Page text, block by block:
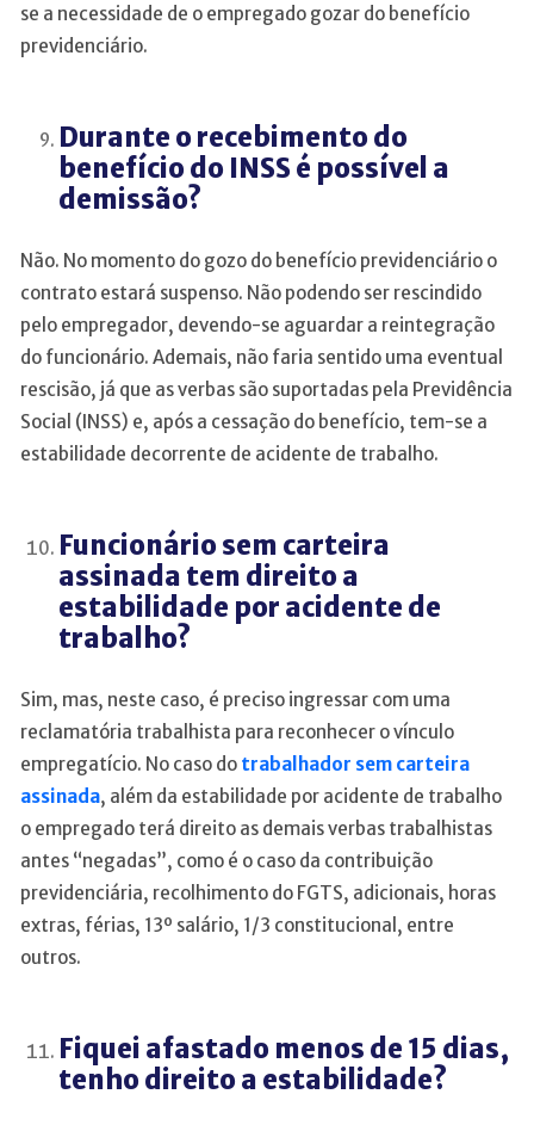
se a necessidade de o empregado gozar do benefício
previdenciário.
Durante o recebimento do
benefício do INSS é possível a
demissão?
Não. No momento do gozo do benefício previdenciário o
contrato estará suspenso. Não podendo ser rescindido
pelo empregador, devendo-se aguardar a reintegração
do funcionário. Ademais, não faria sentido uma eventual
rescisão, já que as verbas são suportadas pela Previdência
Social (INSS) e, após a cessação do benefício, tem-se a
estabilidade decorrente de acidente de trabalho.
Funcionário sem carteira
assinada tem direito a
estabilidade por acidente de
trabalho?
Sim, mas, neste caso, é preciso ingressar com uma
reclamatória trabalhista para reconhecer o vínculo
empregatício. No caso do trabalhador sem carteira
assinada, além da estabilidade por acidente de trabalho
o empregado terá direito as demais verbas trabalhistas
antes “negadas”, como é o caso da contribuição
previdenciária, recolhimento do FGTS, adicionais, horas
extras, férias, 13º salário, 1/3 constitucional, entre
outros.
Fiquei afastado menos de 15 dias,
tenho direito a estabilidade?